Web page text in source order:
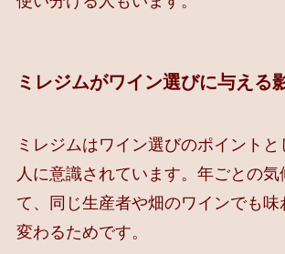
ミレジムがワイン選びに与える
ミレジムはワイン選びのポイント
人に意識されています。年ごとの気
て、同じ生産者や畑のワインでも味
変わるためです。